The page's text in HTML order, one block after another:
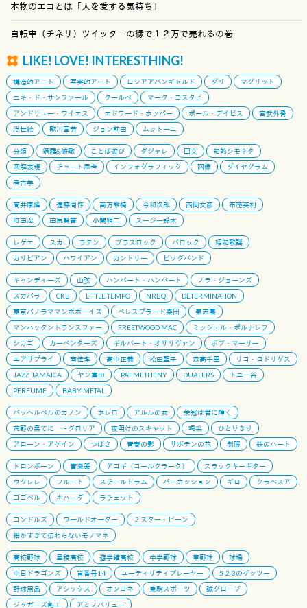
本物のエコとは「人を愛する気持ち」
自転車（チネリ）ツイッターの縁で１２万で売れるの巻
LIKE! LOVE! INTERESTHING!
構造的アート 写実的アート ロシアアバンギャルド ダリ
マグリット
ニキ・ド・サンファール
クールベ
マーク・コスタビ
アンドリュー・ワイエス
エドワード・ホッパー ポール・デイビス
宮武外骨
浮世絵
歌川国芳 ジョン前田 ムットーニ
分類 網羅&俯瞰 ことば遊び ダジャレ 回文
知的シモネタ
図解表現
チャート思考 インフォグラフィック 図像
ダイヤグラム
考古学
筒井康隆 遠藤周作 南方熊楠 今和次郎 西岡文彦
布施英利
町田忍
田尻賢誉 小関順二 スージー鈴木
レゲエ スカ ラテン ブラスロック バロック
昭和歌謡
カリビアン
ハワイアン カントリー ビッグバンド
キャンディーズ 山弦 ハンバート・ハンバート
ノラ・ジョーンズ
スカパラ
CKB LITTLE TEMPO NRBQ
DETERMINATION
東京パノラママンボボーイズ
ペレスプラード楽団
氣志團
マンハッタントランスファー
FREETWOOD MAC
ミッシェル・ポルナレフ
シカゴ
カーペンターズ ギルバート・オサリヴァン
ボブ・マーリー
エアサプライ
南佳孝 高中正義 松田聖子 森高千里
リコ・ロドリゲス
JAZZ JAMAICA
ヤン富田 PAT METHENY DUALERS
トニー谷
PERFUME
BABY METAL
パッヘルベルのカノン ボレロ アルルの女
栄冠は君に輝く
荒野の果てに 〜グロリア
夜明けのスキャット 喝采
ひとりきり
アローン・アゲイン
つばさ 青春の影 サボテンの花 制服 鉄のハート
トロンボーン 管楽器 アコギ（コールクラーク）
スラックキーギター
ウクレレ
フルート スチールドラム パーカッション ギロ
クラベスア
ゴゴベル
キハーダ ラチェット
コンドルズ ワールドオーダー
ミスター・ビーン
細かすぎて伝わらないモノマネ
高校野球 星稜高校 遊学館高校 中学野球 草野球
球場
中日ドラゴンズ
背番号14 ユーティリティプレーヤー
5-2-3のゲッツー
野球用品
アシックス オンヨネ 東駒スポーツ
誠グローブ
ジャガーズ創工
アミノバリュー